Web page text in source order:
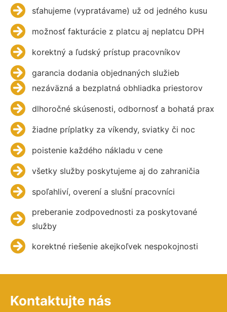
sťahujeme (vypratávame) už od jedného kusu
možnosť fakturácie z platcu aj neplatcu DPH
korektný a ľudský prístup pracovníkov
garancia dodania objednaných služieb
nezáväzná a bezplatná obhliadka priestorov
dlhoročné skúsenosti, odbornosť a bohatá prax
žiadne príplatky za víkendy, sviatky či noc
poistenie každého nákladu v cene
všetky služby poskytujeme aj do zahraničia
spoľahliví, overení a slušní pracovníci
preberanie zodpovednosti za poskytované
služby
korektné riešenie akejkoľvek nespokojnosti
Kontaktujte nás